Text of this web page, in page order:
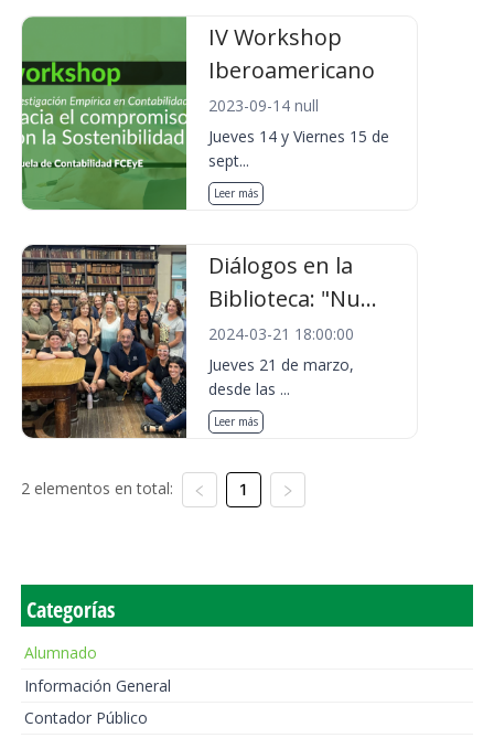
IV Workshop
Iberoamericano
2023-09-14 null
Jueves 14 y Viernes 15 de
sept...
Leer más
Diálogos en la
Biblioteca: "Nu...
2024-03-21 18:00:00
Jueves 21 de marzo,
desde las ...
Leer más
2 elementos en total: 1
Categorías
Alumnado
Información General
Contador Público